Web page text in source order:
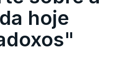
hoje